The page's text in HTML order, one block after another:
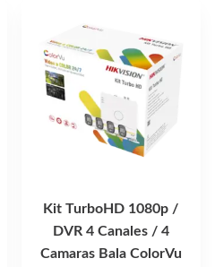
Kit TurboHD 1080p /
DVR 4 Canales / 4
Camaras Bala ColorVu